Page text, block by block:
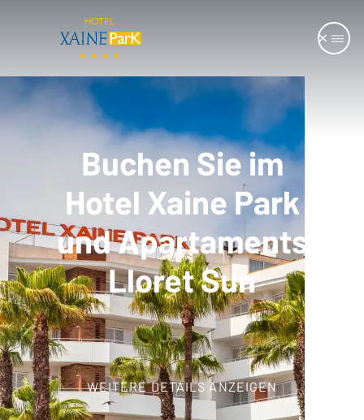
Buchen Sie im
Hotel Xaine Park
und Apartaments
Lloret Sun
WEITERE DETAILS ANZEIGEN